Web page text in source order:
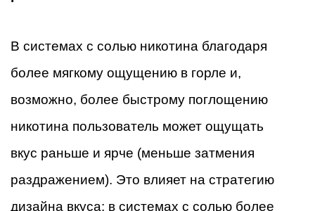
В системах с солью никотина благодаря
более мягкому ощущению в горле и,
возможно, более быстрому поглощению
никотина пользователь может ощущать
вкус раньше и ярче (меньше затмения
раздражением). Это влияет на стратегию
дизайна вкуса: в системах с солью более